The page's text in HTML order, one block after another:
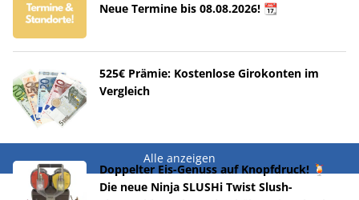
Neue Termine bis 08.08.2026! 📆
525€ Prämie: Kostenlose Girokonten im
Vergleich
Alle anzeigen
Doppelter Eis-Genuss auf Knopfdruck! 🍹
Die neue Ninja SLUSHi Twist Slush-